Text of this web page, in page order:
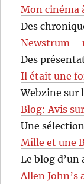
Mon cinéma
Des
Newstrum –
Des
Il était une
Webzine sur
Blog: Avis
Une
Mille et une
Le blog d’un
Allen John’s